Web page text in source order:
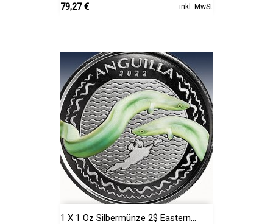
Preis
79,27 € inkl. MwSt
1 X 1 Oz Silbermünze 2$ Eastern...